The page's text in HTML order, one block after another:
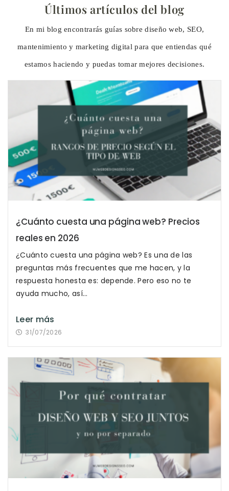
Últimos artículos del blog
En mi blog encontrarás guías sobre diseño web, SEO,
mantenimiento y marketing digital para que entiendas qué
estamos haciendo y puedas tomar mejores decisiones.
¿Cuánto cuesta una página web? Precios
reales en 2026
¿Cuánto cuesta una página web? Es una de las
preguntas más frecuentes que me hacen, y la
respuesta honesta es: depende. Pero eso no te
ayuda mucho, así...
Leer más
31/07/2026